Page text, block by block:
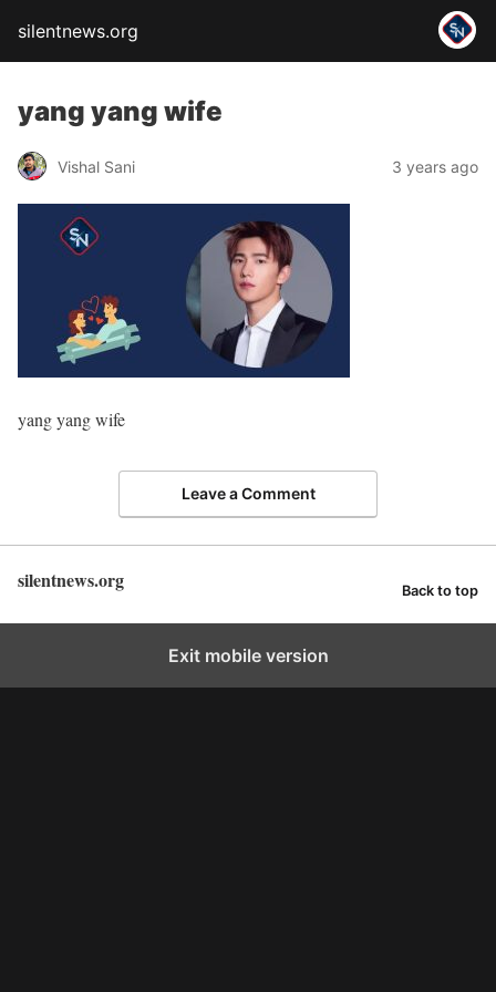
silentnews.org
yang yang wife
Vishal Sani 3 years ago
yang yang wife
Leave a Comment
silentnews.org Back to top
Exit mobile version